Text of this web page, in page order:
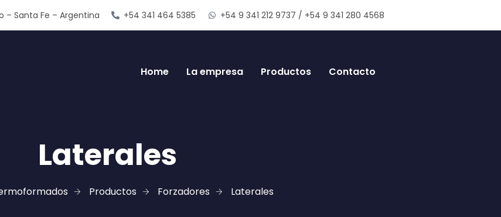
– Santa Fe – Argentina +54 341 464 5385 +54 9 341 212 9737 / +54 9 341 280 4568
Home La empresa Productos Contacto
Laterales
Productos Forzadores Laterales